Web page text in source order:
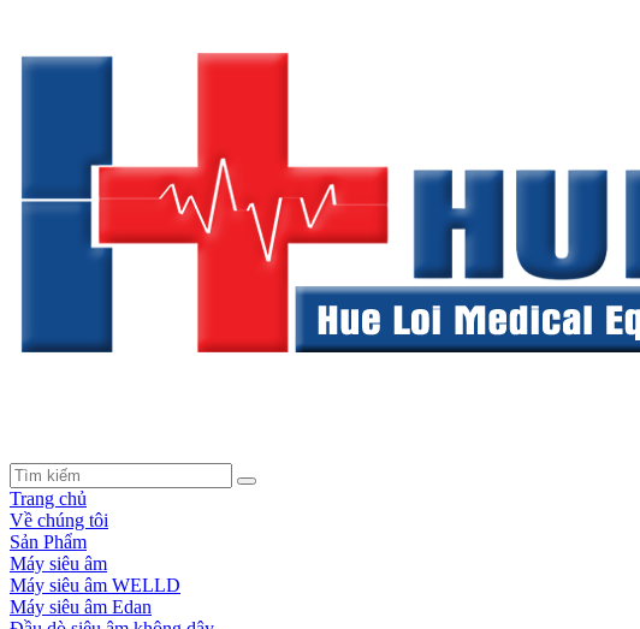
Trang chủ
Về chúng tôi
Sản Phẩm
Máy siêu âm
Máy siêu âm WELLD
Máy siêu âm Edan